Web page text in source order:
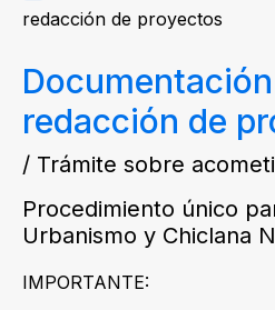
redacción de proyectos
redacción de
/ Trámite sobre
Procedimiento único
Urbanismo y Chiclana
IMPORTANTE: